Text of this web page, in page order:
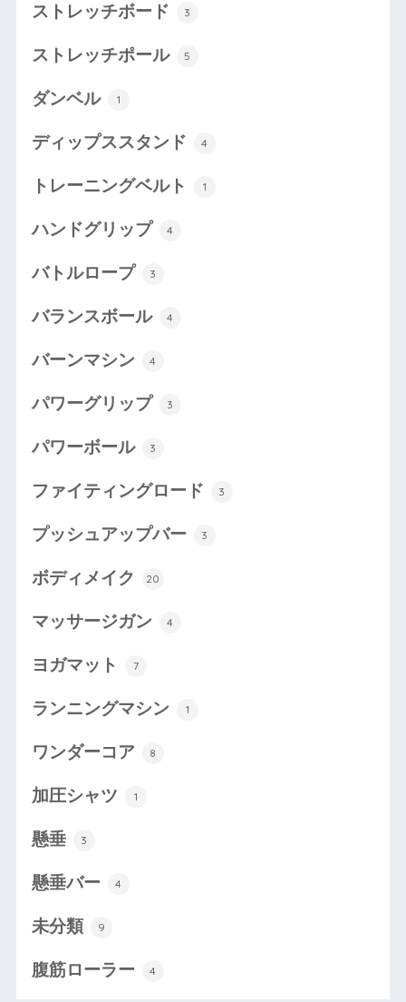
ストレッチボード 3
ストレッチポール 5
ダンベル 1
ディップススタンド 4
トレーニングベルト 1
ハンドグリップ 4
バトルロープ 3
バランスボール 4
バーンマシン 4
パワーグリップ 3
パワーボール 3
ファイティングロード 3
プッシュアップバー 3
ボディメイク 20
マッサージガン 4
ヨガマット 7
ランニングマシン 1
ワンダーコア 8
加圧シャツ 1
懸垂 3
懸垂バー 4
未分類 9
腹筋ローラー 4